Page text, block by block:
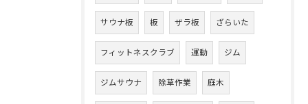
サウナ板 板 ザラ板 ざらいた
フィットネスクラブ 運動 ジム
ジムサウナ 除草作業 庭木